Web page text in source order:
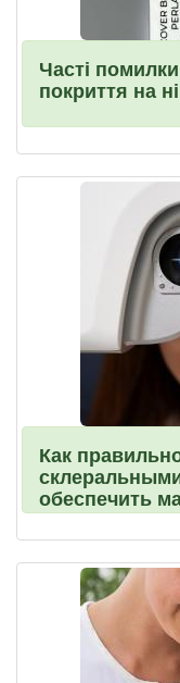
Часті
покриття на
Как
обеспечить